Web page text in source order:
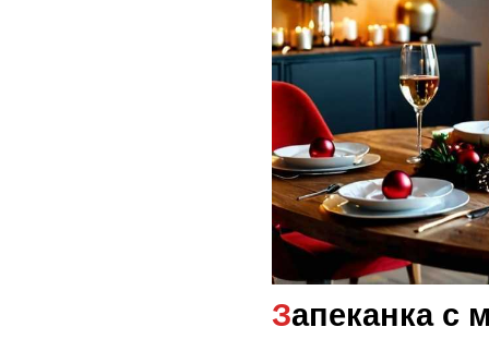
Запеканка с мясом: сытный